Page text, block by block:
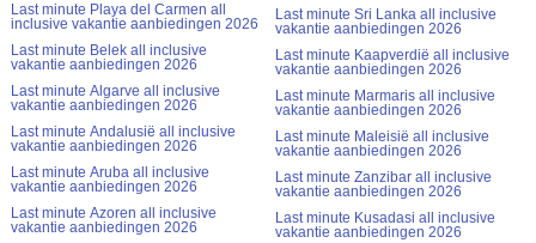
Last minute Playa del Carmen all
inclusive vakantie aanbiedingen 2026
Last minute Belek all inclusive
vakantie aanbiedingen 2026
Last minute Algarve all inclusive
vakantie aanbiedingen 2026
Last minute Andalusië all inclusive
vakantie aanbiedingen 2026
Last minute Aruba all inclusive
vakantie aanbiedingen 2026
Last minute Azoren all inclusive
vakantie aanbiedingen 2026
Last minute Sri Lanka all inclusive
vakantie aanbiedingen 2026
Last minute Kaapverdië all inclusive
vakantie aanbiedingen 2026
Last minute Marmaris all inclusive
vakantie aanbiedingen 2026
Last minute Maleisië all inclusive
vakantie aanbiedingen 2026
Last minute Zanzibar all inclusive
vakantie aanbiedingen 2026
Last minute Kusadasi all inclusive
vakantie aanbiedingen 2026